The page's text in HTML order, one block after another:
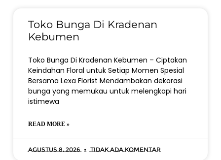
Toko Bunga Di Kradenan
Kebumen
Toko Bunga Di Kradenan Kebumen – Ciptakan
Keindahan Floral untuk Setiap Momen Spesial
Bersama Lexa Florist Mendambakan dekorasi
bunga yang memukau untuk melengkapi hari
istimewa
READ MORE »
Agustus 8, 2026 Tidak ada komentar